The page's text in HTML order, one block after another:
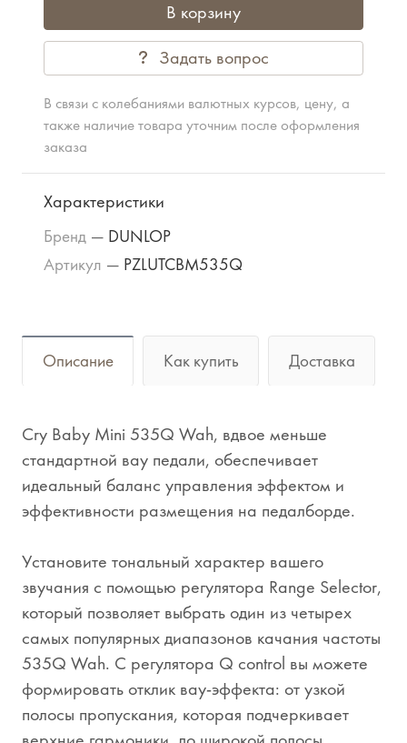
В корзину
Задать вопрос
В связи с колебаниями валютных курсов, цену, а
также наличие товара уточним после оформления
заказа
Характеристики
Бренд — DUNLOP
Артикул — PZLUTCBM535Q
Описание Как купить Доставка
Cry Baby Mini 535Q Wah, вдвое меньше
стандартной вау педали, обеспечивает
идеальный баланс управления эффектом и
эффективности размещения на педалборде.
Установите тональный характер вашего
звучания с помощью регулятора Range Selector,
который позволяет выбрать один из четырех
самых популярных диапазонов качания частоты
535Q Wah. С регулятора Q control вы можете
формировать отклик вау-эффекта: от узкой
полосы пропускания, которая подчеркивает